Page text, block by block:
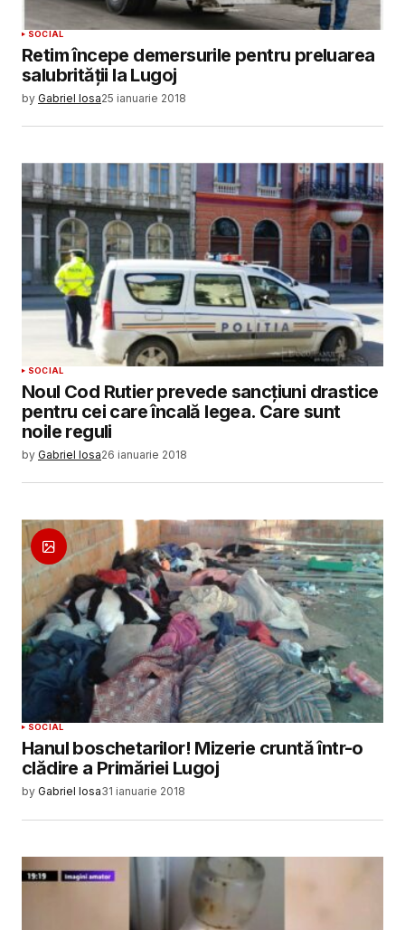
SOCIAL
Retim începe demersurile pentru preluarea
salubrităţii la Lugoj
by Gabriel Iosa25 ianuarie 2018
SOCIAL
Noul Cod Rutier prevede sancțiuni drastice
pentru cei care încală legea. Care sunt
noile reguli
by Gabriel Iosa26 ianuarie 2018
SOCIAL
Hanul boschetarilor! Mizerie cruntă într-o
clădire a Primăriei Lugoj
by Gabriel Iosa31 ianuarie 2018